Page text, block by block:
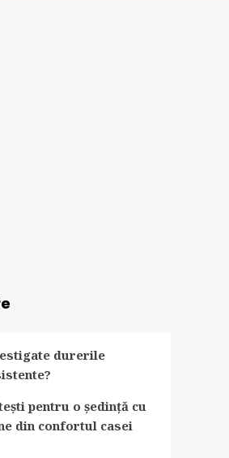
durerile
pentru o ședință cu
din confortul casei